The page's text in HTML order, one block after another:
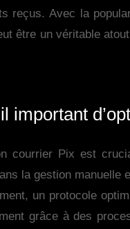
reçus. Avec la
être un véritable
important
courrier Pix est
la gestion
un protocole
grâce à des